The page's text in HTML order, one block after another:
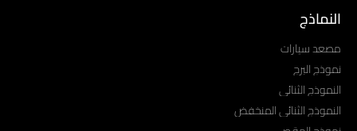
النماذج
مصعد سيارات
نموذج البرج
النموذج الثنائي
النموذج الثنائي المنخفض